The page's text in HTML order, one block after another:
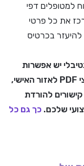
למטופלים דפי
את כל פרטי
בכרטיס
יש אפשרות
להציג קבצי WORD, קבצי אודיו וקבצי PDF לאזור האישי,
להורדת
שלכם. כך גם כל